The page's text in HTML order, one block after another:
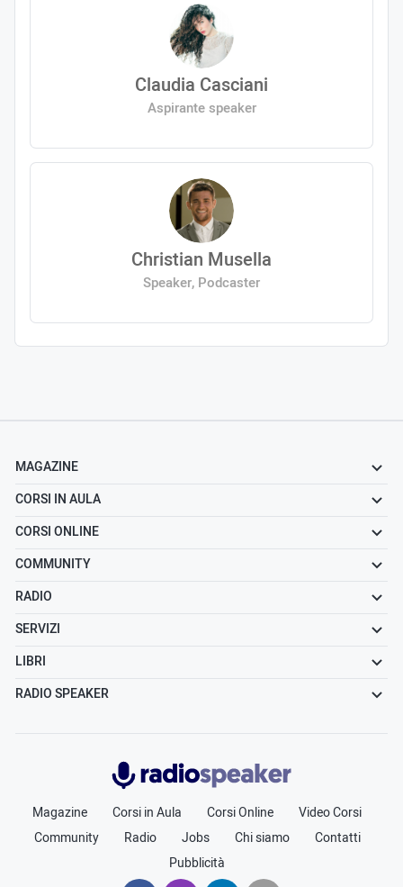
Claudia Casciani
Aspirante speaker
Christian Musella
Speaker, Podcaster
MAGAZINE
CORSI IN AULA
CORSI ONLINE
COMMUNITY
RADIO
SERVIZI
LIBRI
RADIO SPEAKER
Radiospeaker.it
Magazine Corsi in Aula Corsi Online
Video Corsi
Community
Radio Jobs Chi siamo
Contatti
Pubblicità